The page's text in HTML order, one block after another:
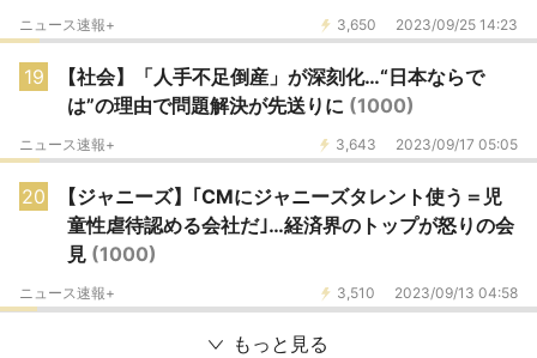
3,650 2023/09/25 14:23
ニュース速報+
19
【社会】「人手不足倒産」が深刻化…“日本ならで
は”の理由で問題解決が先送りに (1000)
3,643 2023/09/17 05:05
ニュース速報+
20
【ジャニーズ】｢CMにジャニーズタレント使う＝児
童性虐待認める会社だ｣…経済界のトップが怒りの会
見 (1000)
3,510 2023/09/13 04:58
ニュース速報+
もっと見る